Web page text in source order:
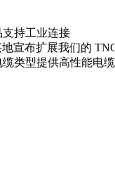
持工业连接
宣布扩展我们的
类型提供高性能电